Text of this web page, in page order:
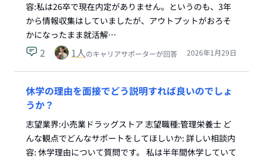
容:私は26卒で現在内定がありません。というのも、3年
から情報収集はしていましたが、アウトプットがおろそ
かになったまま就活解…
2 1人のキャリアサポーターが回答 2026年1月29日
休学の理由を面接でどう説明すれば良いのでしょ
うか？
志望業界:小売業ドラッグストア 志望職種:管理栄養士 ど
んな観点でどんなサポートをしてほしいか: 詳しい相談内
容: 休学理由について質問です。 私は半年間休学していて